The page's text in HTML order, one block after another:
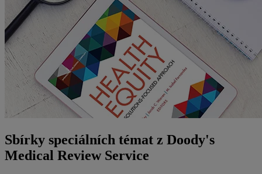
Sbírky speciálních témat z Doody's
Medical Review Service